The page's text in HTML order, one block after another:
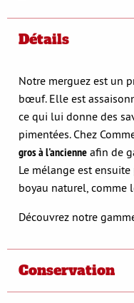
Détails
Notre merguez est un
bœuf. Elle est
ce qui lui donne des
pimentées. Chez
gros à l'ancienne afin de
Le mélange est
boyau naturel, comme
Découvrez notre
Conservation